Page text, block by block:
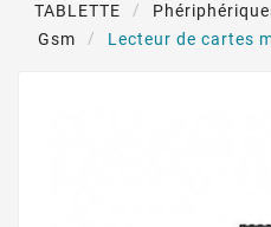
TABLETTE
Gsm
Lecteur de cartes